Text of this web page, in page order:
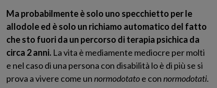
Ma probabilmente è solo uno specchietto per le
allodole ed è solo un richiamo automatico del fatto
che sto fuori da un percorso di terapia psichica da
circa 2 anni. La vita è mediamente mediocre per molti
e nel caso di una persona con disabilità lo è di più se si
prova a vivere come un normodotatoe con normodotati.